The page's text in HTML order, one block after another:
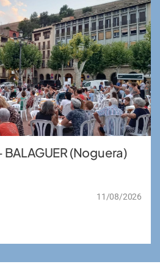
BALAGUER (Noguera)
11/08/2026